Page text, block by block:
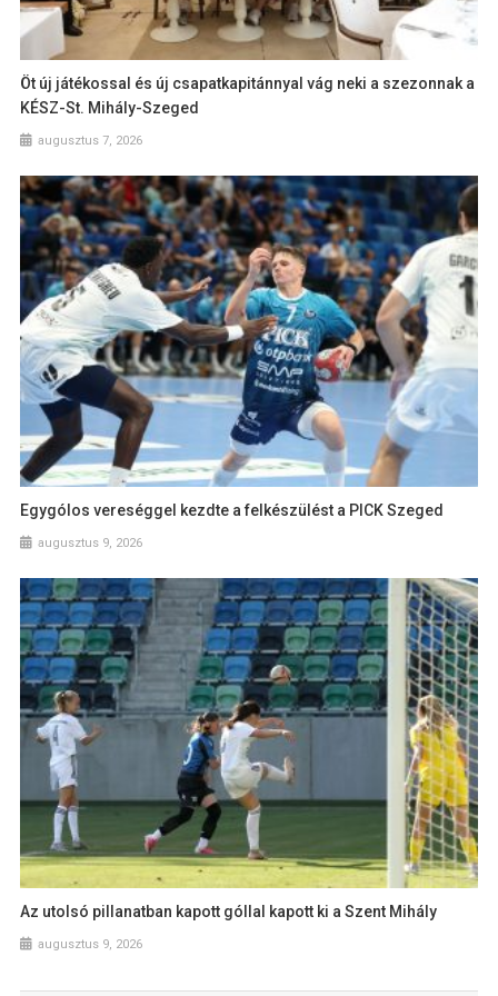
Öt új játékossal és új csapatkapitánnyal vág neki a szezonnak a
KÉSZ-St. Mihály-Szeged
augusztus 7, 2026
Egygólos vereséggel kezdte a felkészülést a PICK Szeged
augusztus 9, 2026
Az utolsó pillanatban kapott góllal kapott ki a Szent Mihály
augusztus 9, 2026